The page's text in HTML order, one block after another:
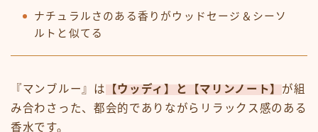
ナチュラルさのある香りがウッドセージ＆シーソ
ルトと似てる
『マンブルー』は 【ウッディ】と【マリンノート】 が組
み合わさった、都会的でありながらリラックス感のある
香水です。